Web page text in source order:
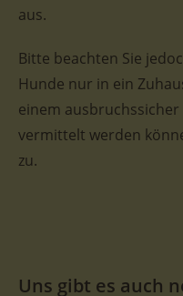
aus.
Bitte beachten Sie
Hunde nur in ein
einem
vermittelt werden
zu.
Uns gibt es auch